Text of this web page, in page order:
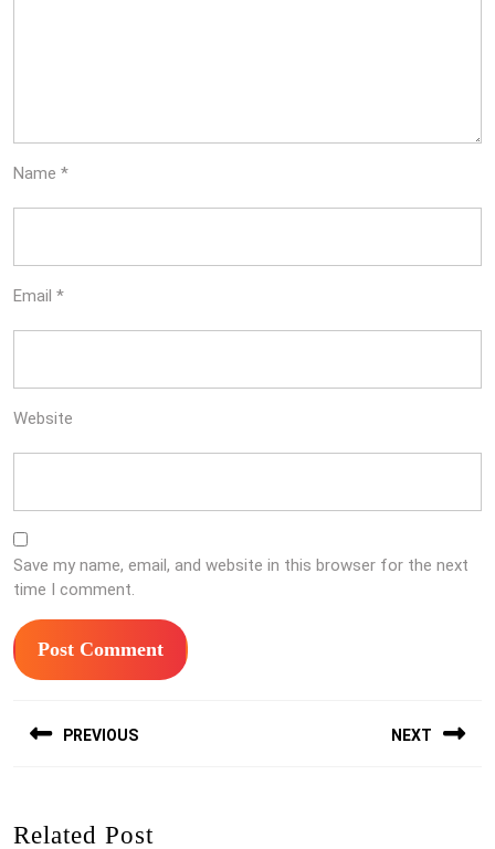
Name *
Email *
Website
Save my name, email, and website in this browser for the next
time I comment.
navigation
PREVIOUS NEXT
Related Post